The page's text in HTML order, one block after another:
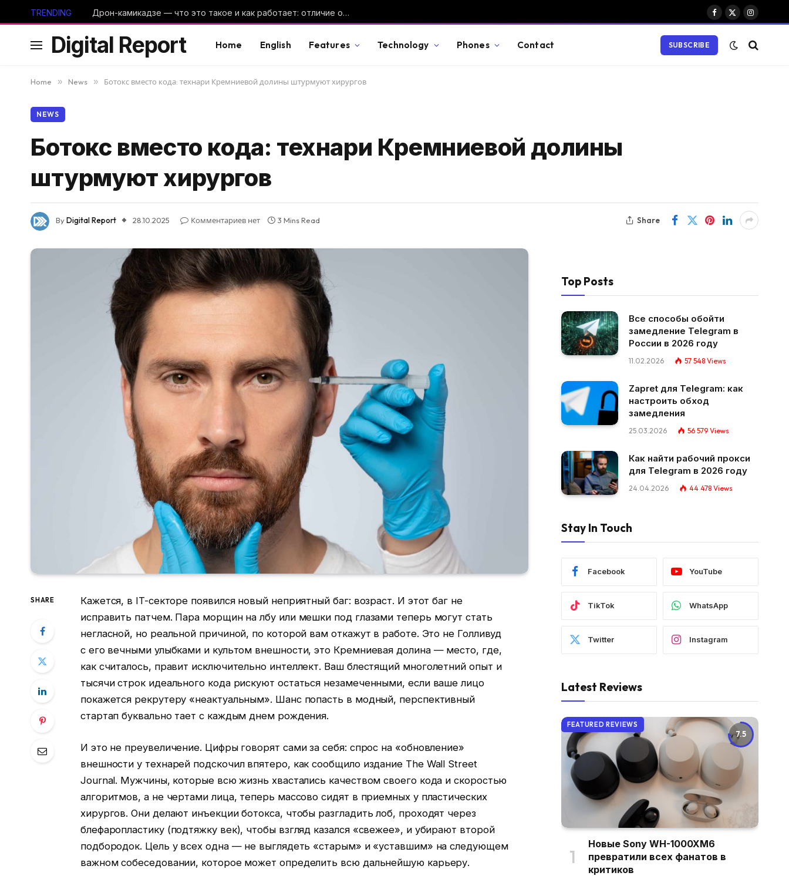
TRENDING GTA VI покажут 27 августа: во сколько смотреть в Москве и что именно обещает Rockstar
Facebook
X
Instagram
Digital Report Home English Features Technology Phones Contact SUBSCRIBE
Home » News » Ботокс вместо кода: технари Кремниевой долины штурмуют хирургов
NEWS
Ботокс вместо кода: технари Кремниевой долины
штурмуют хирургов
ByDigital Report 28.10.2025 Комментариев нет 3 Mins Read Share
SHARE
Кажется, в IT-секторе появился новый неприятный баг: возраст. И этот баг не
исправить патчем. Пара морщин на лбу или мешки под глазами теперь могут стать
негласной, но реальной причиной, по которой вам откажут в работе. Это не Голливуд
с его вечными улыбками и культом внешности, это Кремниевая долина — место, где,
как считалось, правит исключительно интеллект. Ваш блестящий многолетний опыт и
тысячи строк идеального кода рискуют остаться незамеченными, если ваше лицо
покажется рекрутеру «неактуальным». Шанс попасть в модный, перспективный
стартап буквально тает с каждым днем рождения.
И это не преувеличение. Цифры говорят сами за себя: спрос на «обновление»
внешности у технарей подскочил впятеро, как сообщило издание The Wall Street
Journal. Мужчины, которые всю жизнь хвастались качеством своего кода и скоростью
алгоритмов, а не чертами лица, теперь массово сидят в приемных у пластических
хирургов. Они делают инъекции ботокса, чтобы разгладить лоб, проходят через
блефаропластику (подтяжку век), чтобы взгляд казался «свежее», и убирают второй
подбородок. Цель у всех одна — не выглядеть «старым» и «уставшим» на следующем
важном собеседовании, которое может определить всю дальнейшую карьеру.
Top Posts
Все способы обойти
замедление Telegram в
России в 2026 году
11.02.2026 57 548 Views
Zapret для Telegram: как
настроить обход
замедления
25.03.2026 56 579 Views
Как найти рабочий прокси
для Telegram в 2026 году
24.04.2026 44 478 Views
Stay In Touch
Facebook YouTube
TikTok WhatsApp
Twitter Instagram
Latest Reviews
7.5
FEATURED REVIEWS
Новые Sony WH-1000XM6
превратили всех фанатов в
критиков